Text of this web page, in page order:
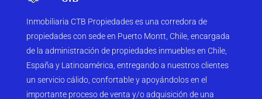
Inmobiliaria CTB Propiedades es una corredora de
propiedades con sede en Puerto Montt, Chile, encargada
de la administración de propiedades inmuebles en Chile,
España y Latinoamérica, entregando a nuestros clientes
un servicio cálido, confortable y apoyándolos en el
importante proceso de venta y/o adquisición de una